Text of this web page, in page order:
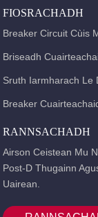
FIOSRACHADH
Breaker Circuit Cùis
Briseadh
Sruth Iarmharach Le
Breaker
RANNSACHADH
Airson Ceistean Mu
Post-D Thugainn
Uairean.